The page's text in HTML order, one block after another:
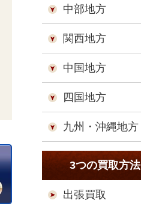
中部地方
関西地方
中国地方
四国地方
九州・沖縄地方
3つの買取方法
出張買取